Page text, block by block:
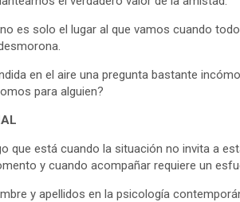
es solo el lugar al que vamos cuando
en el aire una pregunta bastante
para alguien?
que está cuando la situación no invita a
y cuando acompañar requiere un
y apellidos en la psicología